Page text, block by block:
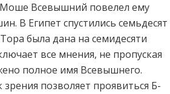
Моше Всевышний повелел ему
В Египет спустились семьдесят
была дана на семидесяти
все мнения, не пропуская
полное имя Всевышнего.
зрения позволяет проявиться Б-